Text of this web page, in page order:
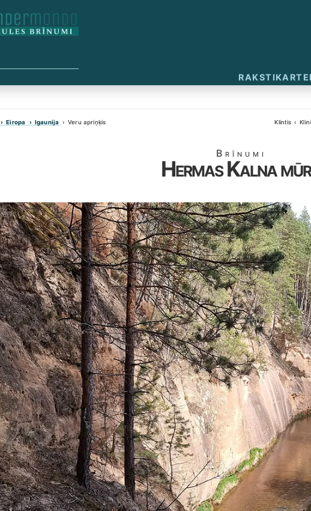
RAKSTIKARTE
Eiropa Igaunija Veru apriņķis Klintis
Brīnumi
Hermas Kalna